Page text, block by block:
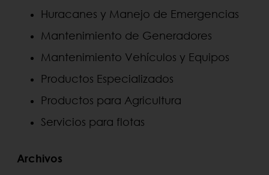
Huracanes y Manejo de Emergencias
Mantenimiento de Generadores
Mantenimiento Vehículos y Equipos
Productos Especializados
Productos para Agricultura
Servicios para flotas
Archivos